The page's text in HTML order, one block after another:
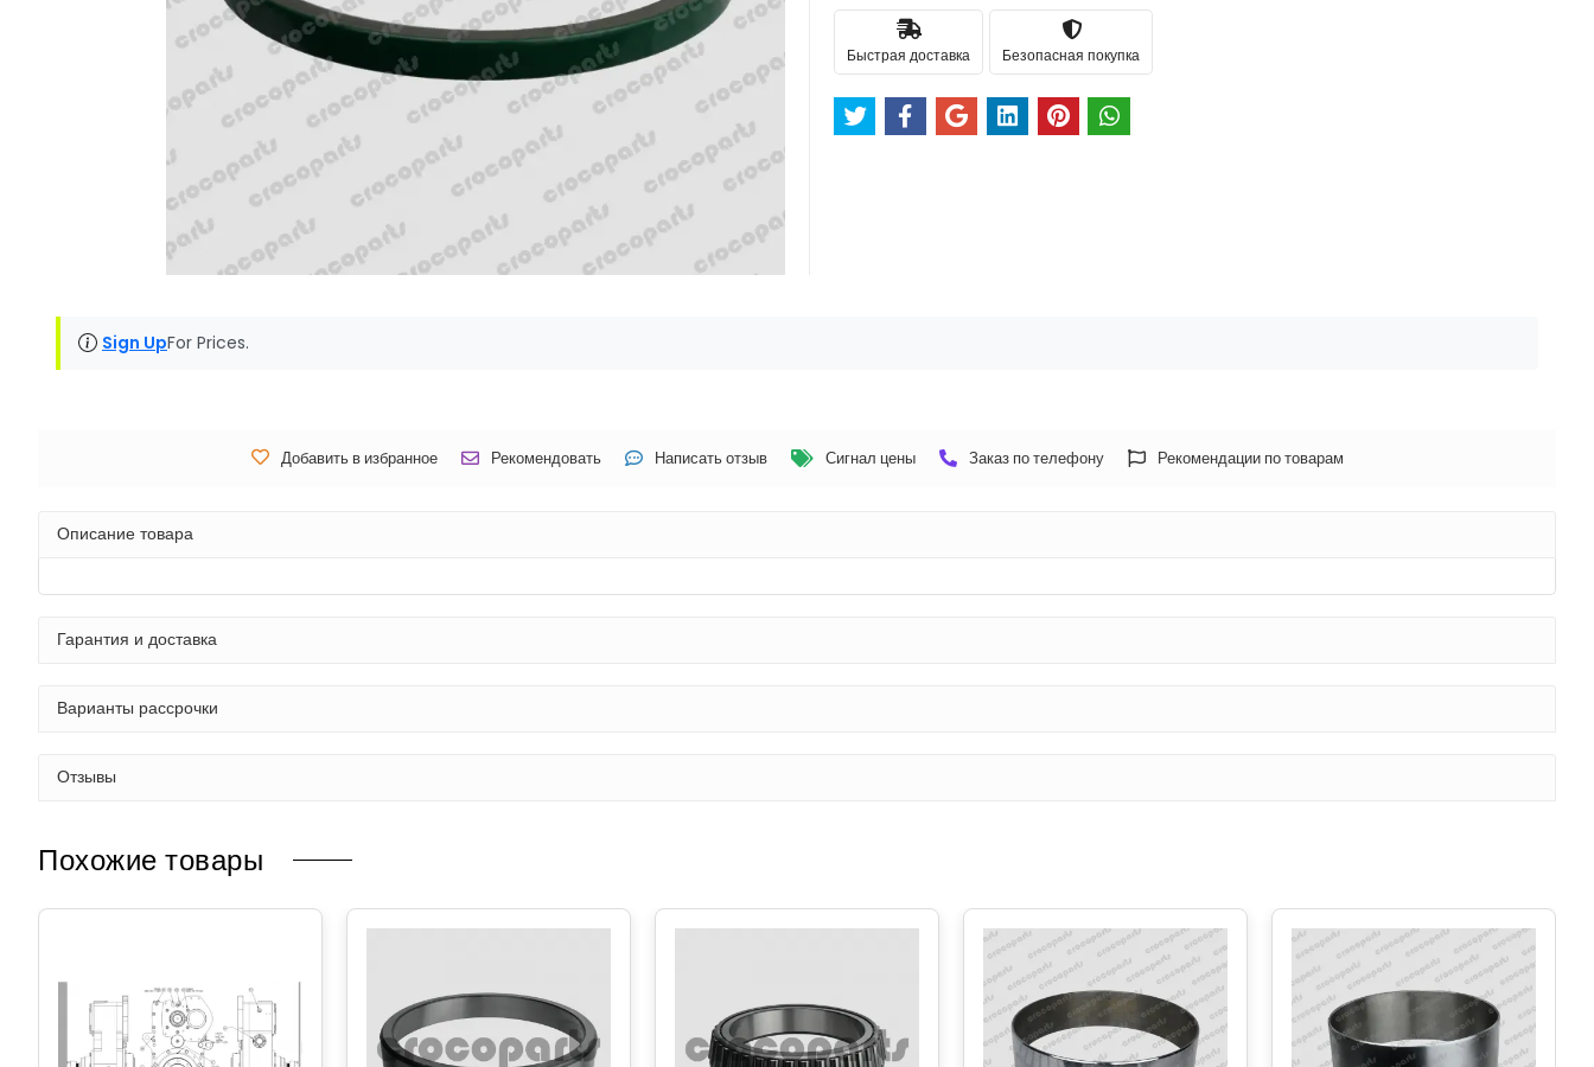
Быстрая доставка Безопасная покупка
Sign UpFor Prices.
Добавить в избранное Рекомендовать Написать отзыв Сигнал цены Заказ по телефону Рекомендации по товарам
Описание товара
Гарантия и доставка
Варианты рассрочки
Отзывы
Похожие товары